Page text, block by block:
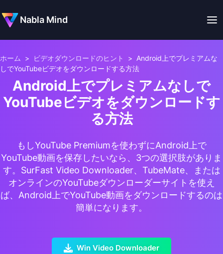
Nabla Mind
ホーム > ビデオダウンロードのヒント > Android上でプレミアムな
しでYouTubeビデオをダウンロードする方法
Android上でプレミアムなしで
YouTubeビデオをダウンロードす
る方法
もしYouTube Premiumを使わずにAndroid上で
YouTube動画を保存したいなら、3つの選択肢がありま
す。SurFast Video Downloader、TubeMate、または
オンラインのYouTubeダウンローダーサイトを使え
ば、Android上でYouTube動画をダウンロードするのは
簡単になります。
Win Video Downloader